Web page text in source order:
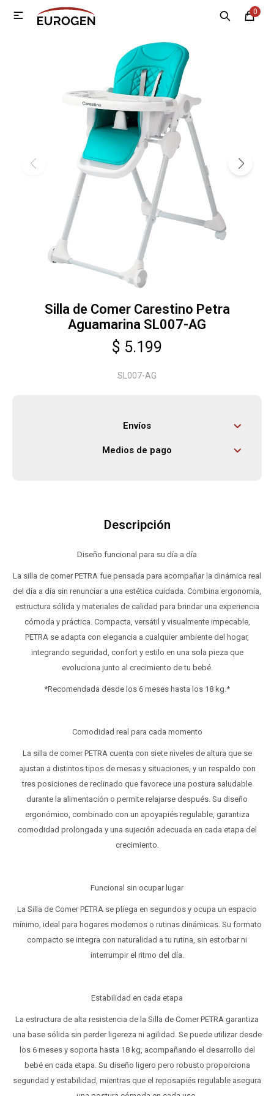
0

Silla de Comer Carestino Petra
Aguamarina SL007-AG
$ 5.199
SL007-AG
Envíos
Medios de pago
Descripción
Diseño funcional para su día a día
La silla de comer PETRA fue pensada para acompañar la dinámica real
del día a día sin renunciar a una estética cuidada. Combina ergonomía,
estructura sólida y materiales de calidad para brindar una experiencia
cómoda y práctica. Compacta, versátil y visualmente impecable,
PETRA se adapta con elegancia a cualquier ambiente del hogar,
integrando seguridad, confort y estilo en una sola pieza que
evoluciona junto al crecimiento de tu bebé.
*Recomendada desde los 6 meses hasta los 18 kg.*
Comodidad real para cada momento
La silla de comer PETRA cuenta con siete niveles de altura que se
ajustan a distintos tipos de mesas y situaciones, y un respaldo con
tres posiciones de reclinado que favorece una postura saludable
durante la alimentación o permite relajarse después. Su diseño
ergonómico, combinado con un apoyapiés regulable, garantiza
comodidad prolongada y una sujeción adecuada en cada etapa del
crecimiento.
Funcional sin ocupar lugar
La Silla de Comer PETRA se pliega en segundos y ocupa un espacio
mínimo, ideal para hogares modernos o rutinas dinámicas. Su formato
compacto se integra con naturalidad a tu rutina, sin estorbar ni
interrumpir el ritmo del día.
Estabilidad en cada etapa
La estructura de alta resistencia de la Silla de Comer PETRA garantiza
una base sólida sin perder ligereza ni agilidad. Se puede utilizar desde
los 6 meses y soporta hasta 18 kg, acompañando el desarrollo del
bebé en cada etapa. Su diseño ligero pero robusto proporciona
seguridad y estabilidad, mientras que el reposapiés regulable asegura
MI CUENTA
Contacto Sucursales
Electrodomésticos
Climatización
Herramientas